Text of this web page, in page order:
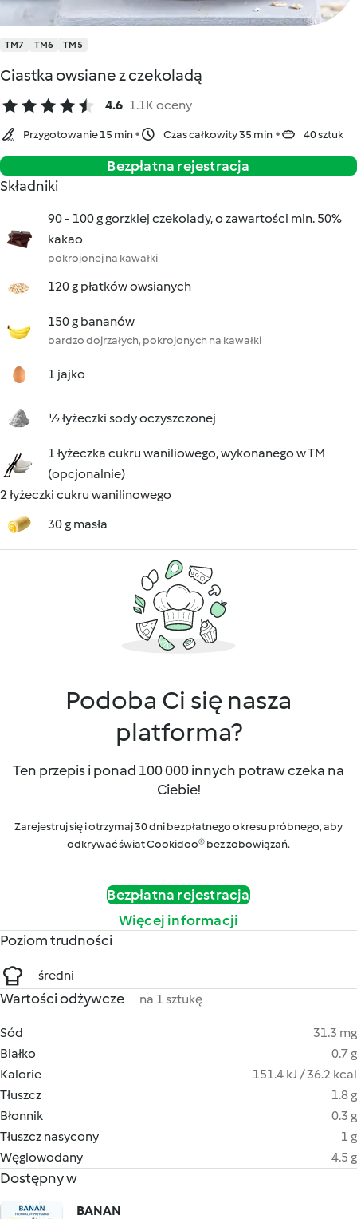
TM7 TM6 TM5
Ciastka owsiane z czekoladą
4.6 1.1K oceny
Przygotowanie 15 min Czas całkowity 35 min 40 sztuk
Bezpłatna rejestracja
Składniki
90 - 100 g gorzkiej czekolady, o zawartości min. 50%
kakao
pokrojonej na kawałki
120 g płatków owsianych
150 g bananów
bardzo dojrzałych, pokrojonych na kawałki
1 jajko
½ łyżeczki sody oczyszczonej
1 łyżeczka cukru waniliowego, wykonanego w TM
(opcjonalnie)
2 łyżeczki cukru wanilinowego
30 g masła
Podoba Ci się nasza
platforma?
Ten przepis i ponad 100 000 innych potraw czeka na
Ciebie!
Zarejestruj się i otrzymaj 30 dni bezpłatnego okresu próbnego, aby
odkrywać świat Cookidoo® bez zobowiązań.
Bezpłatna rejestracja
Więcej informacji
Poziom trudności
średni
Wartości odżywcze na 1 sztukę
Sód
31.3 mg
Białko
0.7 g
Kalorie
151.4 kJ / 36.2 kcal
Tłuszcz
1.8 g
Błonnik
0.3 g
Tłuszcz nasycony
1 g
Węglowodany
4.5 g
Dostępny w
BANAN